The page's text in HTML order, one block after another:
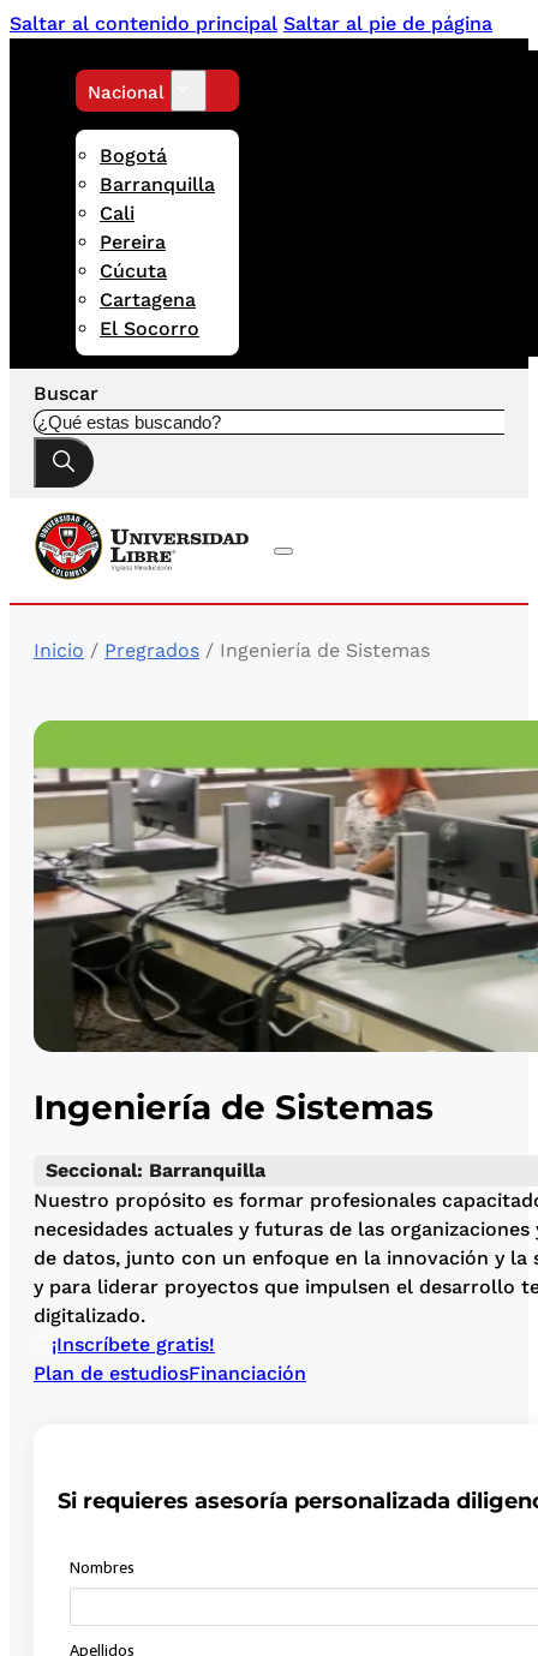
Saltar al contenido principal Saltar al pie de página
Nacional
Bogotá
Barranquilla
Cali
Pereira
Cúcuta
Cartagena
El Socorro
Buscar
Inicio / Pregrados / Ingeniería de Sistemas
Ingeniería de Sistemas
Seccional: Barranquilla
Nuestro propósito es formar profesionales
necesidades actuales y futuras de las
de datos, junto con un enfoque en la innovación y
y para liderar proyectos que impulsen el desarrollo
digitalizado.
¡Inscríbete gratis!
Plan de estudiosFinanciación
Si requieres asesoría personalizada